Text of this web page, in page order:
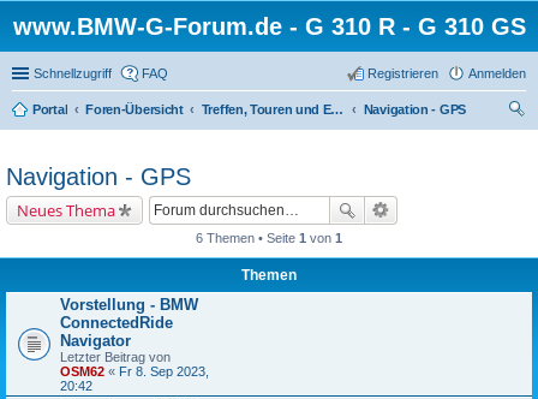
www.BMW-G-Forum.de - G 310 R - G 310 GS
Schnellzugriff FAQ Anmelden
Registrieren
Portal Foren-Übersicht Treffen, Touren und Events und alles was dazu gehört
Navigation - GPS
Navigation - GPS
Neues Thema
6 Themen • Seite 1 von 1
Themen
Vorstellung - BMW
ConnectedRide
Navigator
Letzter Beitrag von
OSM62 « Fr 8. Sep 2023,
20:42